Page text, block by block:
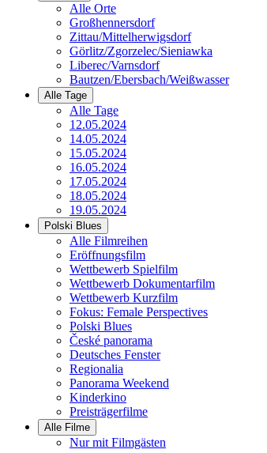
Alle Orte
Großhennersdorf
Zittau/Mittelherwigsdorf
Görlitz/Zgorzelec/Sieniawka
Liberec/Varnsdorf
Bautzen/Ebersbach/Weißwasser
Alle Tage
Alle Tage
12.05.2024
14.05.2024
15.05.2024
16.05.2024
17.05.2024
18.05.2024
19.05.2024
Polski Blues
Alle Filmreihen
Eröffnungsfilm
Wettbewerb Spielfilm
Wettbewerb Dokumentarfilm
Wettbewerb Kurzfilm
Fokus: Female Perspectives
Polski Blues
České panorama
Deutsches Fenster
Regionalia
Panorama Weekend
Kinderkino
Preisträgerfilme
Alle Filme
Nur mit Filmgästen